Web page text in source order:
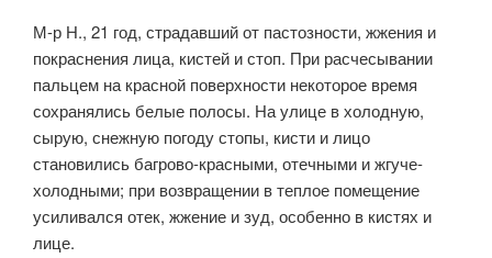
М-р Н., 21 год, страдавший от пастозности, жжения и
покраснения лица, кистей и стоп. При расчесывании
пальцем на красной поверхности некоторое время
сохранялись белые полосы. На улице в холодную,
сырую, снежную погоду стопы, кисти и лицо
становились багрово-красными, отечными и жгуче-
холодными; при возвращении в теплое помещение
усиливался отек, жжение и зуд, особенно в кистях и
лице.